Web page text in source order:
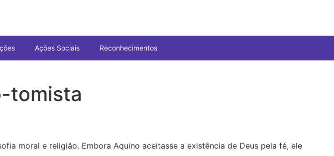
Ações Sociais Reconhecimentos
tomista
moral e religião. Embora Aquino aceitasse a existência de Deus pela fé, ele